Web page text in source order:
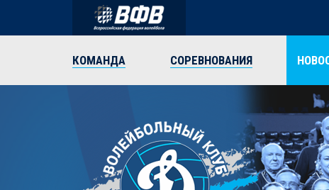
КОМАНДА СОРЕВНОВАНИЯ